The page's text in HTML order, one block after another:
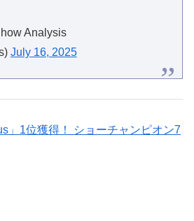
Analysis
July 16, 2025
」1位獲得！ ショーチャンピオン7